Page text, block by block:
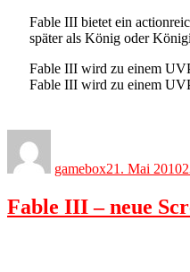
Fable III bietet ein
später als König oder
Fable III wird zu einem
Fable III wird zu einem
gamebox21. Mai 2010
Fable III – neue